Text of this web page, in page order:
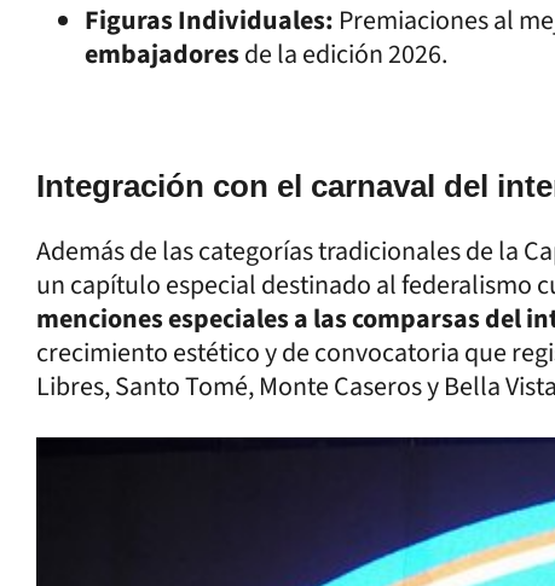
Figuras Individuales: Premiaciones al
embajadoresde la edición 2026.
Integración con el carnaval del
Además de las categorías tradicionales de la
un capítulo especial destinado al federalismo
menciones especiales a las comparsas del
crecimiento estético y de convocatoria que
Libres, Santo Tomé, Monte Caseros y Bella